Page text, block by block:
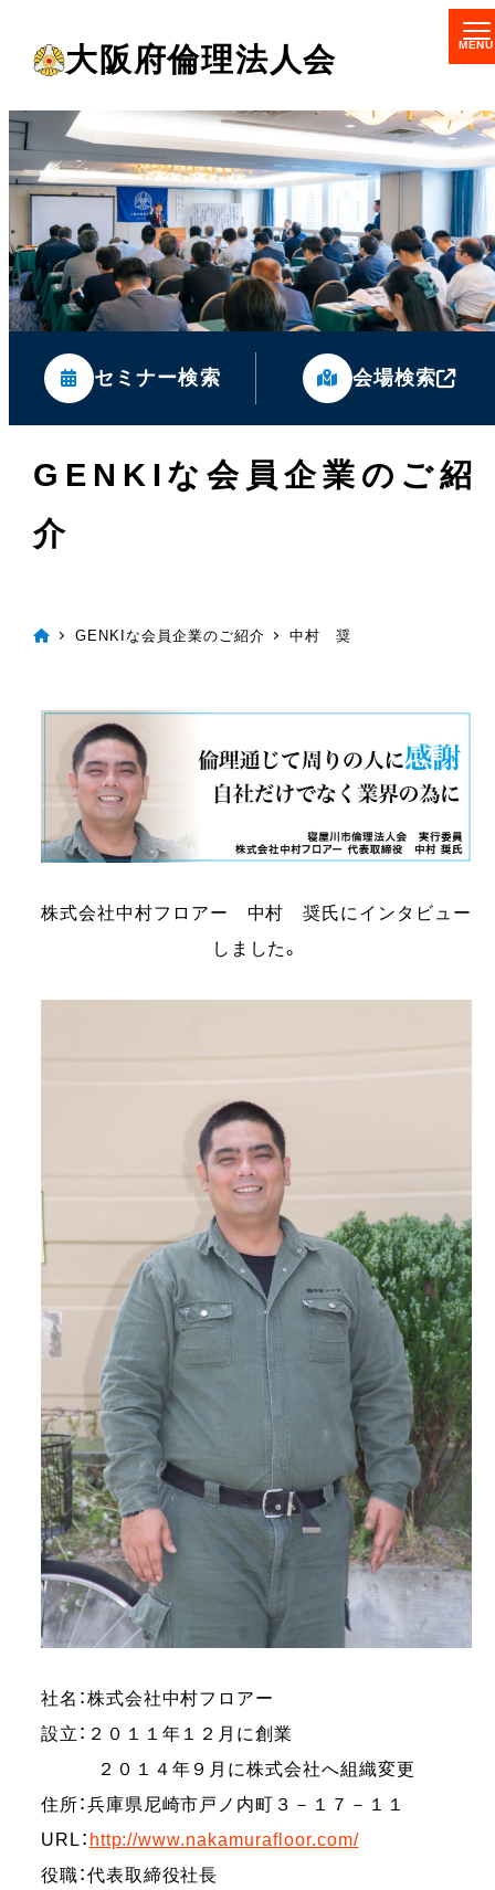
コ
ン
テ
ン
ツ
へ
大阪府倫理法人会
セミナー検索 会場検索
GENKIな会員企業のご紹
介
GENKIな会員企業のご紹介 中村 奨
株式会社中村フロアー 中村 奨氏にインタビュー
しました。
社名：株式会社中村フロアー
設立：２０１１年１２月に創業
２０１４年９月に株式会社へ組織変更
住所：兵庫県尼崎市戸ノ内町３－１７－１１
URL： http://www.nakamurafloor.com/
役職：代表取締役社長